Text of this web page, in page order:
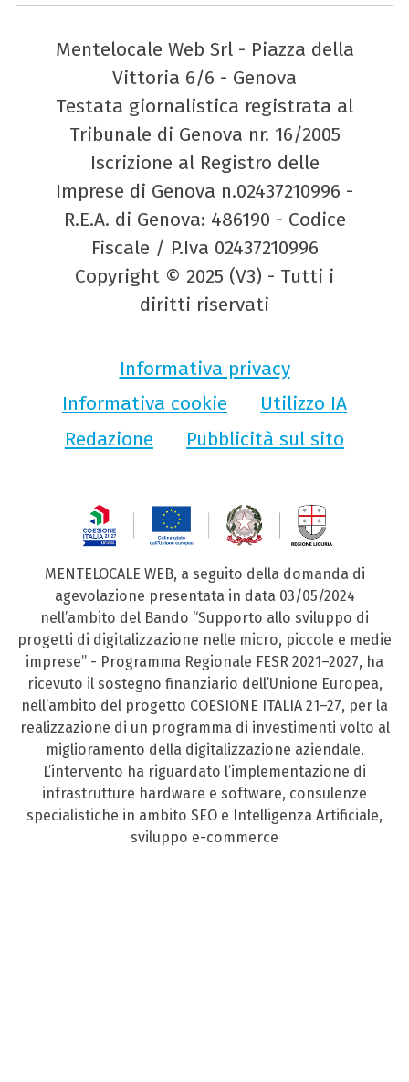
Mentelocale Web Srl - Piazza della
Vittoria 6/6 - Genova
Testata giornalistica registrata al
Tribunale di Genova nr. 16/2005
Iscrizione al Registro delle
Imprese di Genova n.02437210996 -
R.E.A. di Genova: 486190 - Codice
Fiscale / P.Iva 02437210996
Copyright © 2025 (V3) - Tutti i
diritti riservati
Informativa privacy
Informativa cookie
Utilizzo IA
Redazione
Pubblicità sul sito
MENTELOCALE WEB, a seguito della domanda di
agevolazione presentata in data 03/05/2024
nell’ambito del Bando “Supporto allo sviluppo di
progetti di digitalizzazione nelle micro, piccole e medie
imprese” - Programma Regionale FESR 2021–2027, ha
ricevuto il sostegno finanziario dell’Unione Europea,
nell’ambito del progetto COESIONE ITALIA 21–27, per la
realizzazione di un programma di investimenti volto al
miglioramento della digitalizzazione aziendale.
L’intervento ha riguardato l’implementazione di
infrastrutture hardware e software, consulenze
specialistiche in ambito SEO e Intelligenza Artificiale,
sviluppo e-commerce